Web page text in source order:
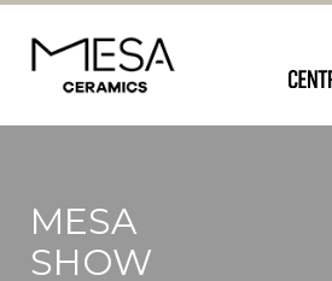
MESA
SHOW